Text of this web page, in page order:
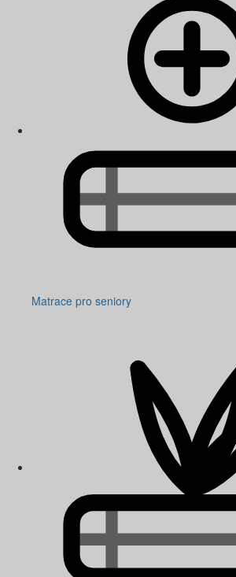
Matrace pro seniory